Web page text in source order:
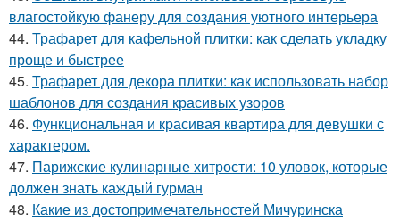
влагостойкую фанеру для создания уютного интерьера
44. Трафарет для кафельной плитки: как сделать укладку
проще и быстрее
45. Трафарет для декора плитки: как использовать набор
шаблонов для создания красивых узоров
46. Функциональная и красивая квартира для девушки с
характером.
47. Парижские кулинарные хитрости: 10 уловок, которые
должен знать каждый гурман
48. Какие из достопримечательностей Мичуринска